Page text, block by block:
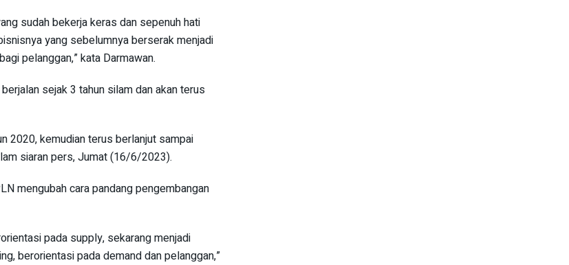
sudah bekerja keras dan sepenuh hati
yang sebelumnya berserak menjadi
pelanggan,” kata Darmawan.
sejak 3 tahun silam dan akan terus
2020, kemudian terus berlanjut sampai
siaran pers, Jumat (16/6/2023).
mengubah cara pandang pengembangan
pada supply, sekarang menjadi
berorientasi pada demand dan pelanggan,”